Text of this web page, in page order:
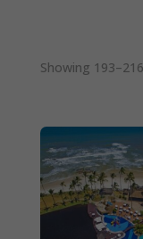
Showing